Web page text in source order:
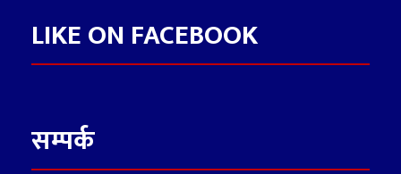
LIKE ON FACEBOOK
सम्पर्क